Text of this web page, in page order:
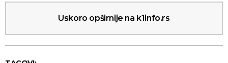
Uskoro opširnije na k1info.rs